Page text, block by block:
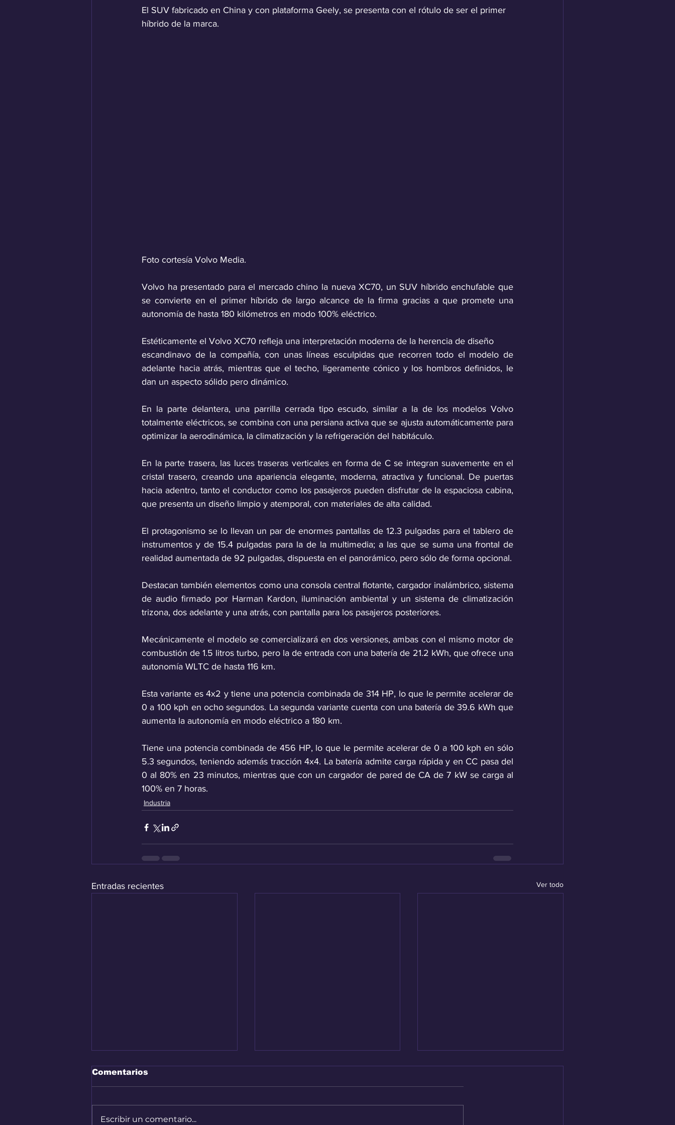
El SUV fabricado en China y con plataforma Geely, se presenta con el rótulo de ser el primer
híbrido de la marca.
Foto cortesía Volvo Media.
Volvo ha presentado para el mercado chino la nueva XC70, un SUV híbrido enchufable que
se convierte en el primer híbrido de largo alcance de la firma gracias a que promete una
autonomía de hasta 180 kilómetros en modo 100% eléctrico.
Estéticamente el Volvo XC70 refleja una interpretación moderna de la herencia de diseño
escandinavo de la compañía, con unas líneas esculpidas que recorren todo el modelo de
adelante hacia atrás, mientras que el techo, ligeramente cónico y los hombros definidos, le
dan un aspecto sólido pero dinámico.
En la parte delantera, una parrilla cerrada tipo escudo, similar a la de los modelos Volvo
totalmente eléctricos, se combina con una persiana activa que se ajusta automáticamente para
optimizar la aerodinámica, la climatización y la refrigeración del habitáculo.
En la parte trasera, las luces traseras verticales en forma de C se integran suavemente en el
cristal trasero, creando una apariencia elegante, moderna, atractiva y funcional. De puertas
hacia adentro, tanto el conductor como los pasajeros pueden disfrutar de la espaciosa cabina,
que presenta un diseño limpio y atemporal, con materiales de alta calidad.
El protagonismo se lo llevan un par de enormes pantallas de 12.3 pulgadas para el tablero de
instrumentos y de 15.4 pulgadas para la de la multimedia; a las que se suma una frontal de
realidad aumentada de 92 pulgadas, dispuesta en el panorámico, pero sólo de forma opcional.
Destacan también elementos como una consola central flotante, cargador inalámbrico, sistema
de audio firmado por Harman Kardon, iluminación ambiental y un sistema de climatización
trizona, dos adelante y una atrás, con pantalla para los pasajeros posteriores.
Mecánicamente el modelo se comercializará en dos versiones, ambas con el mismo motor de
combustión de 1.5 litros turbo, pero la de entrada con una batería de 21.2 kWh, que ofrece una
autonomía WLTC de hasta 116 km.
Esta variante es 4x2 y tiene una potencia combinada de 314 HP, lo que le permite acelerar de
0 a 100 kph en ocho segundos. La segunda variante cuenta con una batería de 39.6 kWh que
aumenta la autonomía en modo eléctrico a 180 km.
Tiene una potencia combinada de 456 HP, lo que le permite acelerar de 0 a 100 kph en sólo
5.3 segundos, teniendo además tracción 4x4. La batería admite carga rápida y en CC pasa del
0 al 80% en 23 minutos, mientras que con un cargador de pared de CA de 7 kW se carga al
100% en 7 horas.
Industria
Entradas recientes Ver todo
Comentarios
Escribir un comentario...